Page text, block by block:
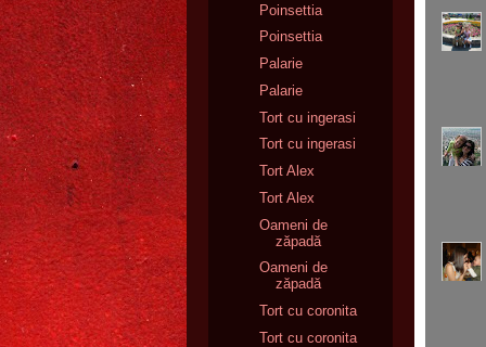
Poinsettia
Poinsettia
Palarie
Palarie
Tort cu ingerasi
Tort cu ingerasi
Tort Alex
Tort Alex
Oameni de
zăpadă
Oameni de
zăpadă
Tort cu coronita
Tort cu coronita